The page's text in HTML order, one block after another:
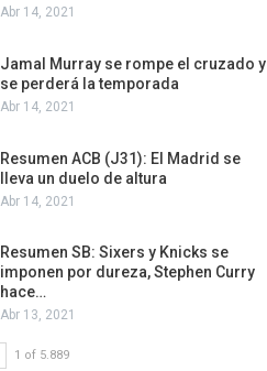
Abr 14, 2021
Jamal Murray se rompe el cruzado y
se perderá la temporada
Abr 14, 2021
Resumen ACB (J31): El Madrid se
lleva un duelo de altura
Abr 14, 2021
Resumen SB: Sixers y Knicks se
imponen por dureza, Stephen Curry
hace…
Abr 13, 2021
1 of 5.889